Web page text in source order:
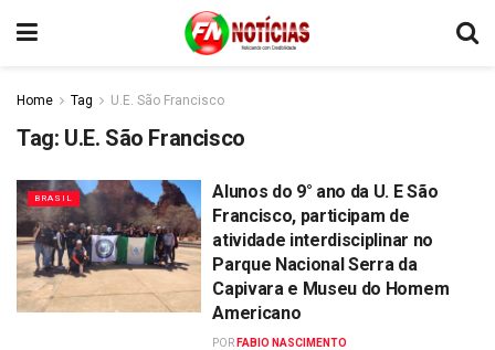
Home Tag U.E. São Francisco
Tag: U.E. São Francisco
BRASIL
Alunos do 9° ano da U. E São
Francisco, participam de
atividade interdisciplinar no
Parque Nacional Serra da
Capivara e Museu do Homem
Americano
POR FABIO NASCIMENTO